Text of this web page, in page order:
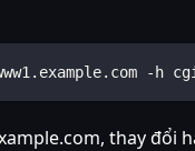
-h
thay đổi